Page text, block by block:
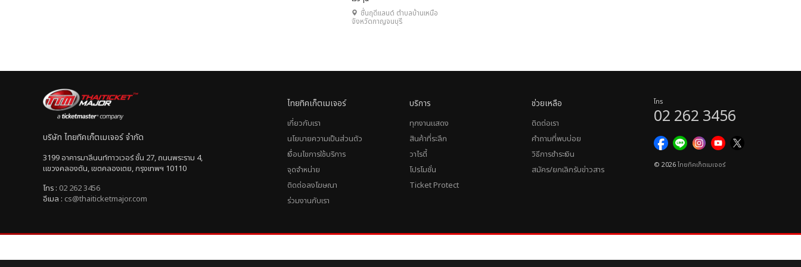
ชื่นฤดีแลนด์ ตำบลบ้านเหนือ
จังหวัดกาญจนบุรี
บริษัท ไทยทิคเก็ตเมเจอร์ จำกัด
3199 อาคารมาลีนนท์ทาวเวอร์ ชั้น 27, ถนนพระราม 4,
แขวงคลองตัน, เขตคลองเตย, กรุงเทพฯ 10110
โทร : 02 262 3456
อีเมล : cs@thaiticketmajor.com
ไทยทิคเก็ตเมเจอร์
เกี่ยวกับเรา
นโยบายความเป็นส่วนตัว
เงื่อนไขการใช้บริการ
จุดจำหน่าย
ติดต่อลงโฆษณา
ร่วมงานกับเรา
บริการ
ทุกงานแสดง
สินค้าที่ระลึก
วาไรตี้
โปรโมชั่น
Ticket Protect
ช่วยเหลือ
ติดต่อเรา
คำถามที่พบบ่อย
วิธีการชำระเงิน
สมัคร/ยกเลิกรับข่าวสาร
โทร
02 262 3456
© 2026ไทยทิคเก็ตเมเจอร์